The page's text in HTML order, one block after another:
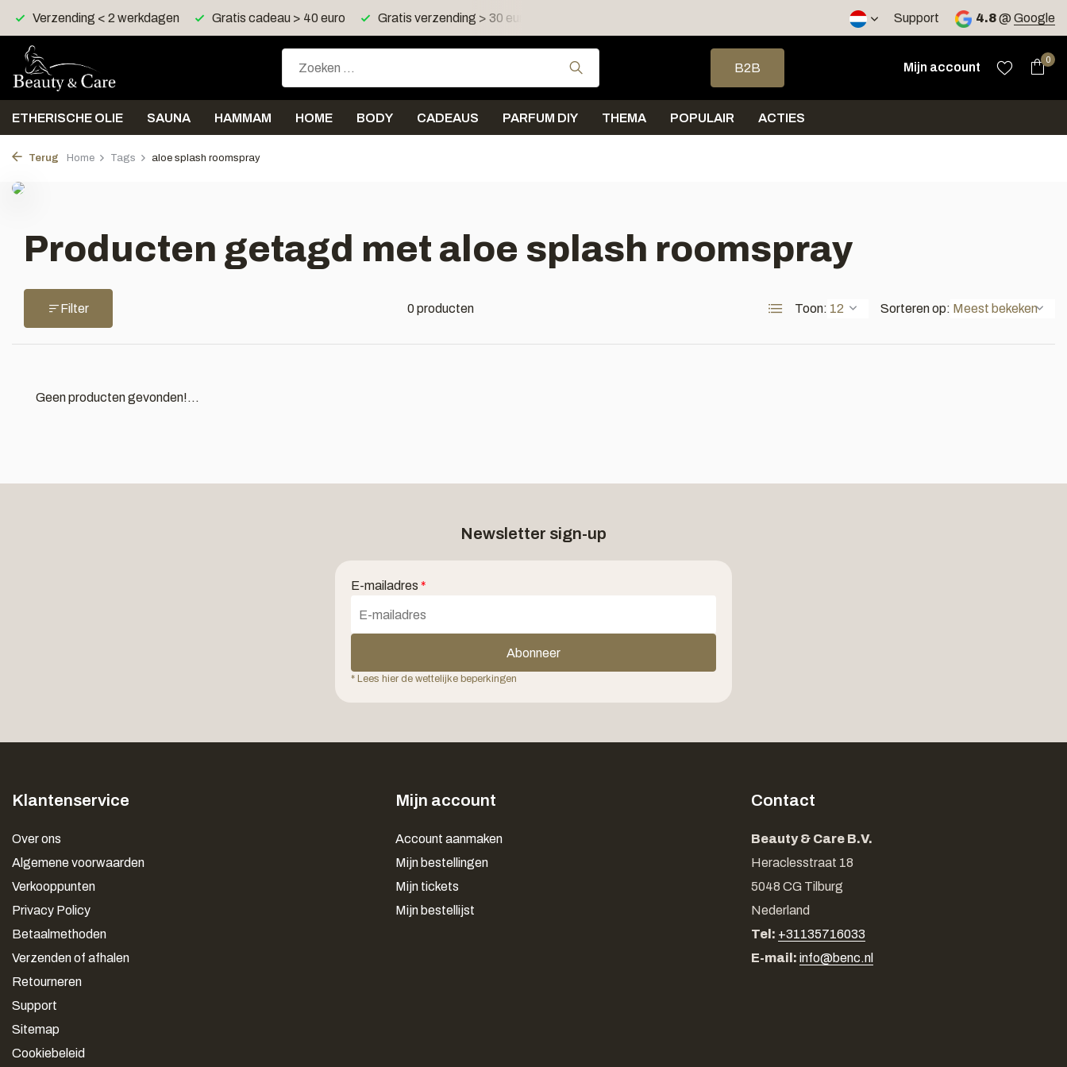
Verzending < 2 werkdagen Gratis cadeau > 40 euro Gratis verzending > 30 euro in NL en BE Support 4.8@ Google
Gebruik de pijltjes op en neer om een beschikbaar resultaat te selecteren. Druk
B2B
Mijn account
0
ETHERISCHE OLIE SAUNA HAMMAM HOME BODY CADEAUS PARFUM DIY THEMA POPULAIR ACTIES
Terug Home Tags aloe splash roomspray
Producten getagd met aloe splash roomspray
Filter 0 producten Toon: Sorteren op:
Geen producten gevonden!...
Newsletter sign-up
E-mailadres *
Abonneer
* Lees hier de wettelijke beperkingen
Klantenservice
Over ons
Algemene voorwaarden
Verkooppunten
Privacy Policy
Betaalmethoden
Verzenden of afhalen
Retourneren
Support
Sitemap
Cookiebeleid
Mijn account
Account aanmaken
Mijn bestellingen
Mijn tickets
Mijn bestellijst
Contact
Beauty & Care B.V.
Heraclesstraat 18
5048 CG Tilburg
Nederland
Tel: +31135716033
E-mail: info@benc.nl